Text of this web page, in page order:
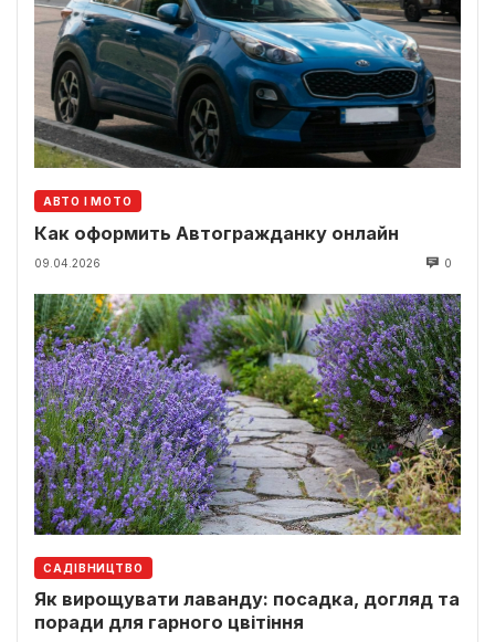
АВТО І МОТО
Как оформить Автогражданку онлайн
09.04.2026 0
САДІВНИЦТВО
Як вирощувати лаванду: посадка, догляд та
поради для гарного цвітіння